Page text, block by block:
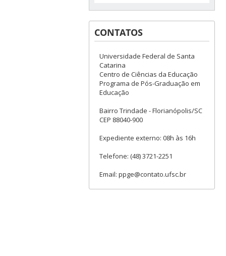
CONTATOS
Universidade Federal de Santa
Catarina
Centro de Ciências da Educação
Programa de Pós-Graduação em
Educação
Bairro Trindade - Florianópolis/SC
CEP 88040-900
Expediente externo: 08h às 16h
Telefone: (48) 3721-2251
Email: ppge@contato.ufsc.br